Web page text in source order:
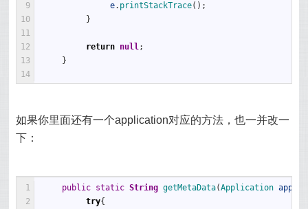
9
10
11
12
13
14
e. printStackTrace( ) ;
}
return null;
}
如果你里面还有一个application对应的方法，也一并改一
下：
1
2
public static String getMetaData(Application app
try{